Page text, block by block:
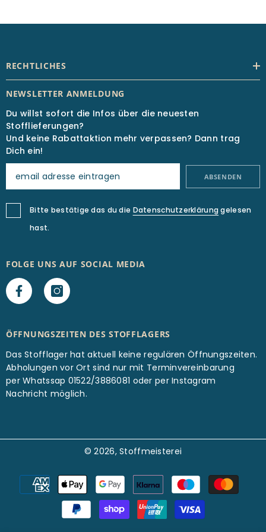
RECHTLICHES
NEWSLETTER ANMELDUNG
Du willst sofort die Infos über die neuesten
Stofflieferungen?
Und keine Rabattaktion mehr verpassen? Dann trag
Dich ein!
ABSENDEN
Bitte bestätige das du die Datenschutzerklärung gelesen
hast.
FOLGE UNS AUF SOCIAL MEDIA
ÖFFNUNGSZEITEN DES STOFFLAGERS
Das Stofflager hat aktuell keine regulären Öffnungszeiten.
Abholungen vor Ort sind nur mit Terminvereinbarung
per Whatssap 01522/3886081 oder per Instagram
Nachricht möglich.
© 2026, Stoffmeisterei
Zahlungsarten